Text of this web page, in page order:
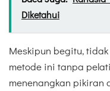
Diketahui
Meskipun begitu,
metode ini tanpa
menenangkan pikiran